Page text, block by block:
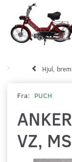
Hjul,
Fra: PUCH
VZ,